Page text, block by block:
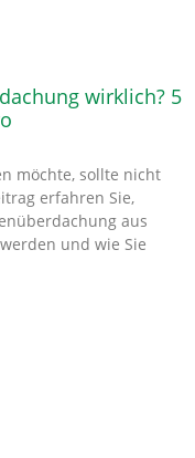
wirklich? 5
möchte, sollte nicht
erfahren Sie,
aus
und wie Sie